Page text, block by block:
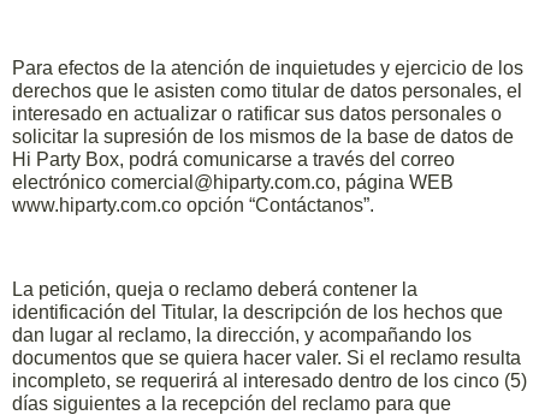
Para efectos de la atención de inquietudes y ejercicio de los
derechos que le asisten como titular de datos personales, el
interesado en actualizar o ratificar sus datos personales o
solicitar la supresión de los mismos de la base de datos de
Hi Party Box, podrá comunicarse a través del correo
electrónico comercial@hiparty.com.co, página WEB
www.hiparty.com.co opción “Contáctanos”.
La petición, queja o reclamo deberá contener la
identificación del Titular, la descripción de los hechos que
dan lugar al reclamo, la dirección, y acompañando los
documentos que se quiera hacer valer. Si el reclamo resulta
incompleto, se requerirá al interesado dentro de los cinco (5)
días siguientes a la recepción del reclamo para que